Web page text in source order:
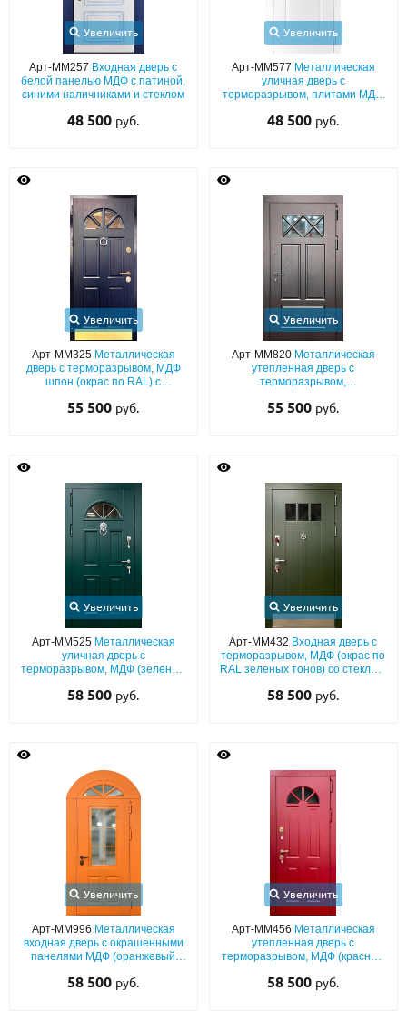
Увеличить
Арт-ММ257 Входная дверь с
белой панелью МДФ с патиной,
синими наличниками и стеклом
48 500 руб.
Увеличить
Арт-ММ577 Металлическая
уличная дверь с
терморазрывом, плитами МДФ
со стеклом
48 500 руб.
Увеличить
Арт-ММ325 Металлическая
дверь с терморазрывом, МДФ
шпон (окрас по RAL) с
арочным стеклом
55 500 руб.
Увеличить
Арт-ММ820 Металлическая
утепленная дверь с
терморазрывом,
с фрезеровкой и стеклопакетом
55 500 руб.
Увеличить
Арт-ММ525 Металлическая
уличная дверь с
терморазрывом, МДФ (зеленый
раскладом, полукруглым
58 500 руб.
Увеличить
Арт-ММ432 Входная дверь с
терморазрывом, МДФ (окрас по
RAL зеленых тонов) со стеклом,
58 500 руб.
Увеличить
Арт-ММ996 Металлическая
входная дверь с окрашенными
панелями МДФ (оранжевый
наличниками, арочной
58 500 руб.
Увеличить
Арт-ММ456 Металлическая
утепленная дверь с
терморазрывом, МДФ (красный
остеклением
58 500 руб.